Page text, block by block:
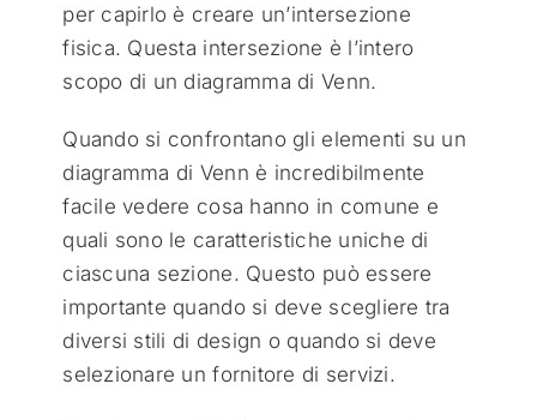
per capirlo è creare un’intersezione
fisica. Questa intersezione è l’intero
scopo di un diagramma di Venn.
Quando si confrontano gli elementi su un
diagramma di Venn è incredibilmente
facile vedere cosa hanno in comune e
quali sono le caratteristiche uniche di
ciascuna sezione. Questo può essere
importante quando si deve scegliere tra
diversi stili di design o quando si deve
selezionare un fornitore di servizi.